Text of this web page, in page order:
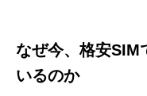
なぜ今、格安SIM
いるのか